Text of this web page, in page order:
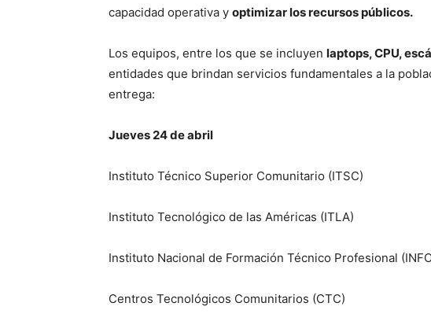
capacidad operativa y optimizar los recursos públicos.
Los equipos, entre los que se incluyen laptops, CPU,
entidades que brindan servicios fundamentales a la
entrega:
Jueves 24 de abril
Instituto Técnico Superior Comunitario (ITSC)
Instituto Tecnológico de las Américas (ITLA)
Instituto Nacional de Formación Técnico Profesional
Centros Tecnológicos Comunitarios (CTC)